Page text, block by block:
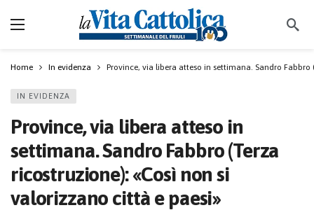
Home In evidenza Province, via libera atteso in settimana. Sandro
IN EVIDENZA
Province, via libera atteso in
settimana. Sandro Fabbro (Terza
ricostruzione): «Così non si
valorizzano città e paesi»